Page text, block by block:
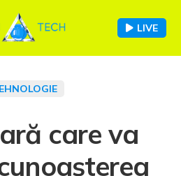
LIVE
care va